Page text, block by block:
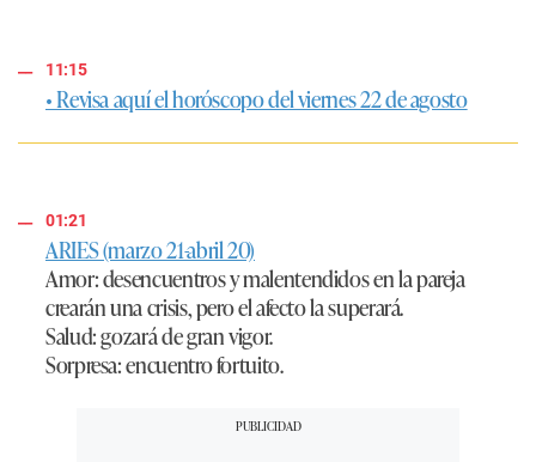
11:15
• Revisa aquí el horóscopo del viernes 22 de agosto
01:21
ARIES (marzo 21-abril 20)
Amor: desencuentros y malentendidos en la pareja
crearán una crisis, pero el afecto la superará.
Salud: gozará de gran vigor.
Sorpresa: encuentro fortuito.